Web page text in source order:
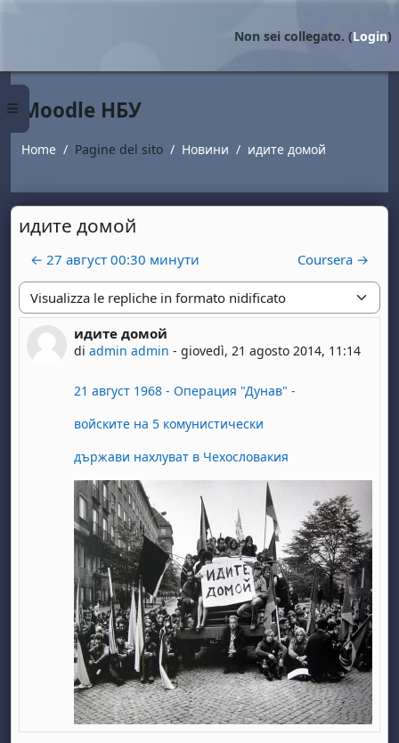
Pannello laterale
Non sei collegato. (Login)
Moodle НБУ
Home Pagine del sito Новини идите домой
идите домой
← 27 август 00:30 минути Coursera →
Modalità visualizzazione
идите домой
di admin admin - giovedì, 21 agosto 2014, 11:14
Numero di risposte: 0
21 август 1968 - Операция "Дунав" -
войските на 5 комунистически
държави нахлуват в Чехословакия